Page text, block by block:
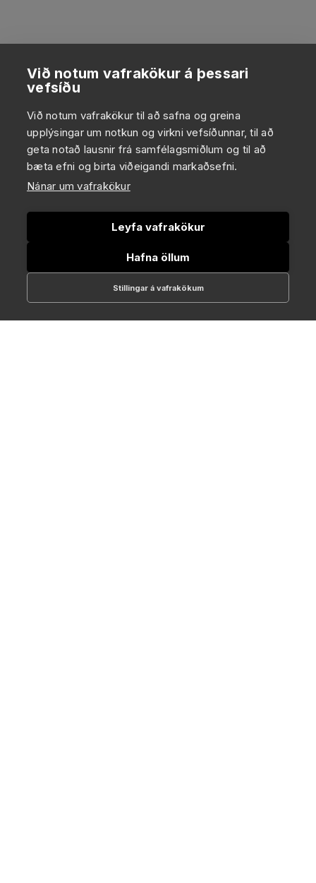
Við notum vafrakökur á þessari
vefsíðu
Við notum vafrakökur til að safna og greina
upplýsingar um notkun og virkni vefsíðunnar, til að
geta notað lausnir frá samfélagsmiðlum og til að
bæta efni og birta viðeigandi markaðsefni.
Nánar um vafrakökur
Leyfa vafrakökur
Hafna öllum
Stillingar á vafrakökum